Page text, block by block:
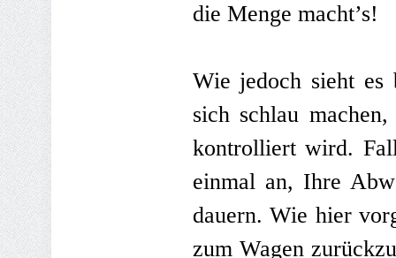
die Menge macht’s!
Wie jedoch sieht es
sich schlau
kontrolliert wird.
einmal an, Ihre
dauern. Wie hier
zum Wagen